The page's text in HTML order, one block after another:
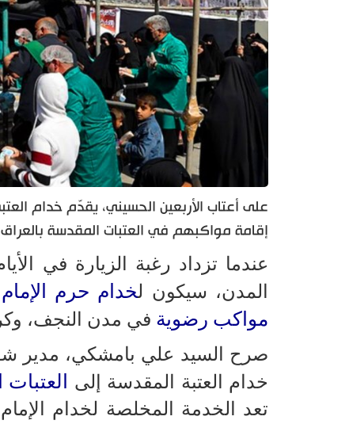
على أعتاب الأربعين الحسيني، يقدّم خدام
إقامة مواكبهم في العتبات المقدسة
عندما تزداد رغبة الزيارة في
المدن، سيكون لخدام حرم
مواكب رضوية في مدن النجف،
صرح السيد علي بامشكي، مدير
خدام العتبة المقدسة إلى
تعد الخدمة المخلصة لخدام